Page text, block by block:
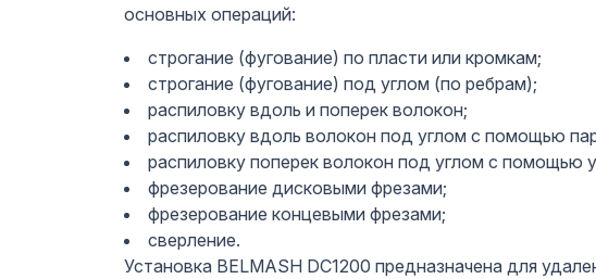
основных операций:
строгание (фугование) по пласти или кромкам;
строгание (фугование) под углом (по ребрам);
распиловку вдоль и поперек волокон;
распиловку вдоль волокон под углом с помощью
распиловку поперек волокон под углом с помощью
фрезерование дисковыми фрезами;
фрезерование концевыми фрезами;
сверление.
Установка BELMASH DC1200 предназначена для